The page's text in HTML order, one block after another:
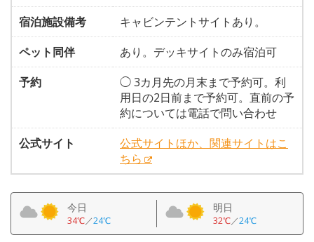
宿泊施設備考
キャビンテントサイトあり。
ペット同伴
あり。デッキサイトのみ宿泊可
予約
◯ 3カ月先の月末まで予約可。利
用日の2日前まで予約可。直前の予
約については電話で問い合わせ
公式サイト
公式サイトほか、関連サイトはこ
ちら
今日
34℃／24℃
明日
32℃／24℃